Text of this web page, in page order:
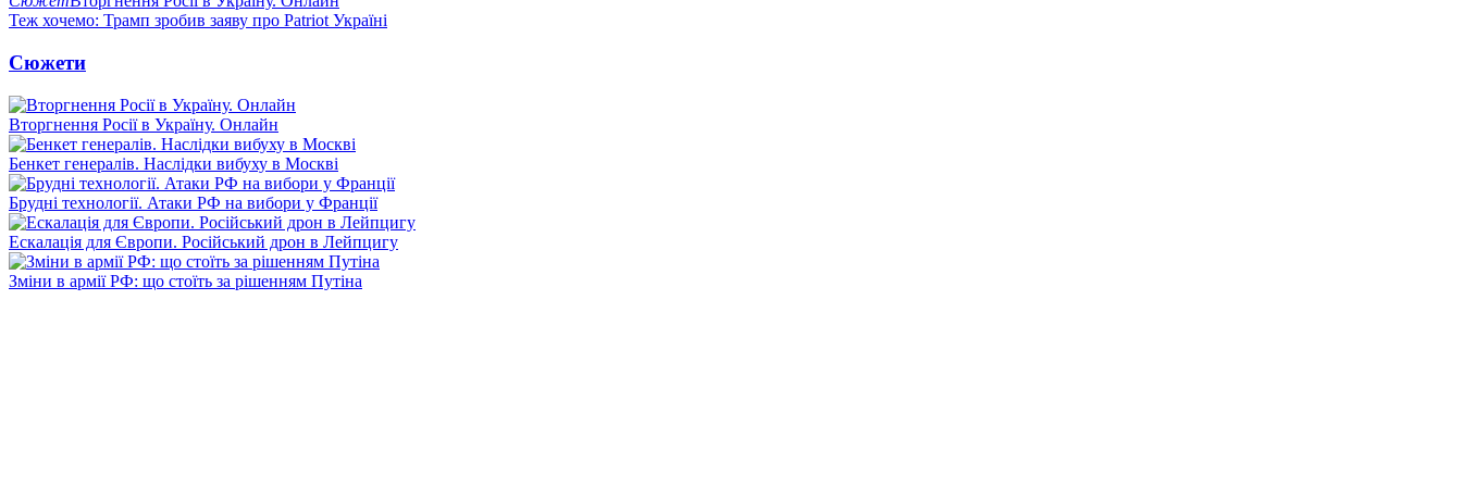
Теж хочемо: Трамп зробив заяву про Patriot Україні
Сюжети
Вторгнення Росії в Україну. Онлайн
Бенкет генералів. Наслідки вибуху в Москві
Брудні технології. Атаки РФ на вибори у Франції
Ескалація для Європи. Російський дрон в Лейпцигу
Зміни в армії РФ: що стоїть за рішенням Путіна